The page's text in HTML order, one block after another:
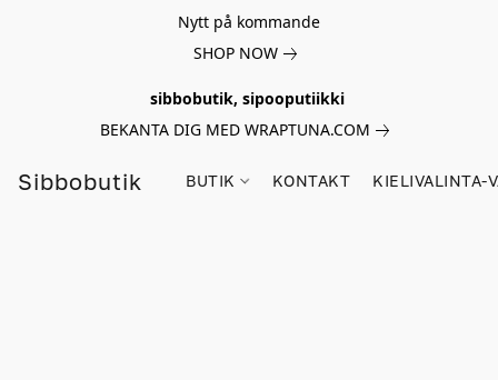
Nytt på kommande
SHOP NOW
sibbobutik, sipooputiikki
BEKANTA DIG MED WRAPTUNA.COM
Sibbobutik BUTIK KONTAKT KIELIVALINTA-